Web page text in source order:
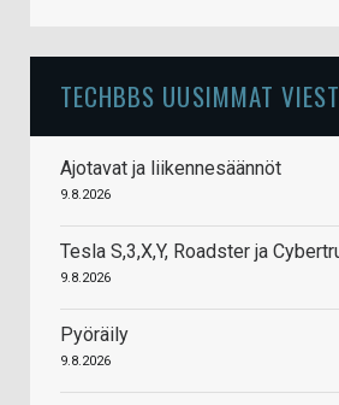
TECHBBS UUSIMMAT
Ajotavat ja liikennesäännöt
9.8.2026
Tesla S,3,X,Y, Roadster ja
9.8.2026
Pyöräily
9.8.2026